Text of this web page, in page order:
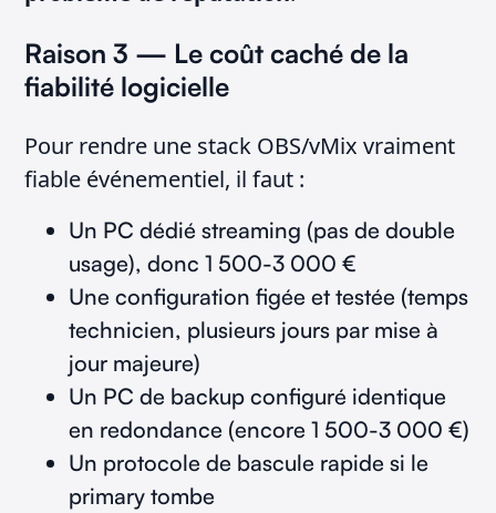
Raison 3 — Le coût caché de la
fiabilité logicielle
Pour rendre une stack OBS/vMix vraiment
fiable événementiel, il faut :
Un PC dédié streaming (pas de double
usage), donc 1 500-3 000 €
Une configuration figée et testée (temps
technicien, plusieurs jours par mise à
jour majeure)
Un PC de backup configuré identique
en redondance (encore 1 500-3 000 €)
Un protocole de bascule rapide si le
primary tombe